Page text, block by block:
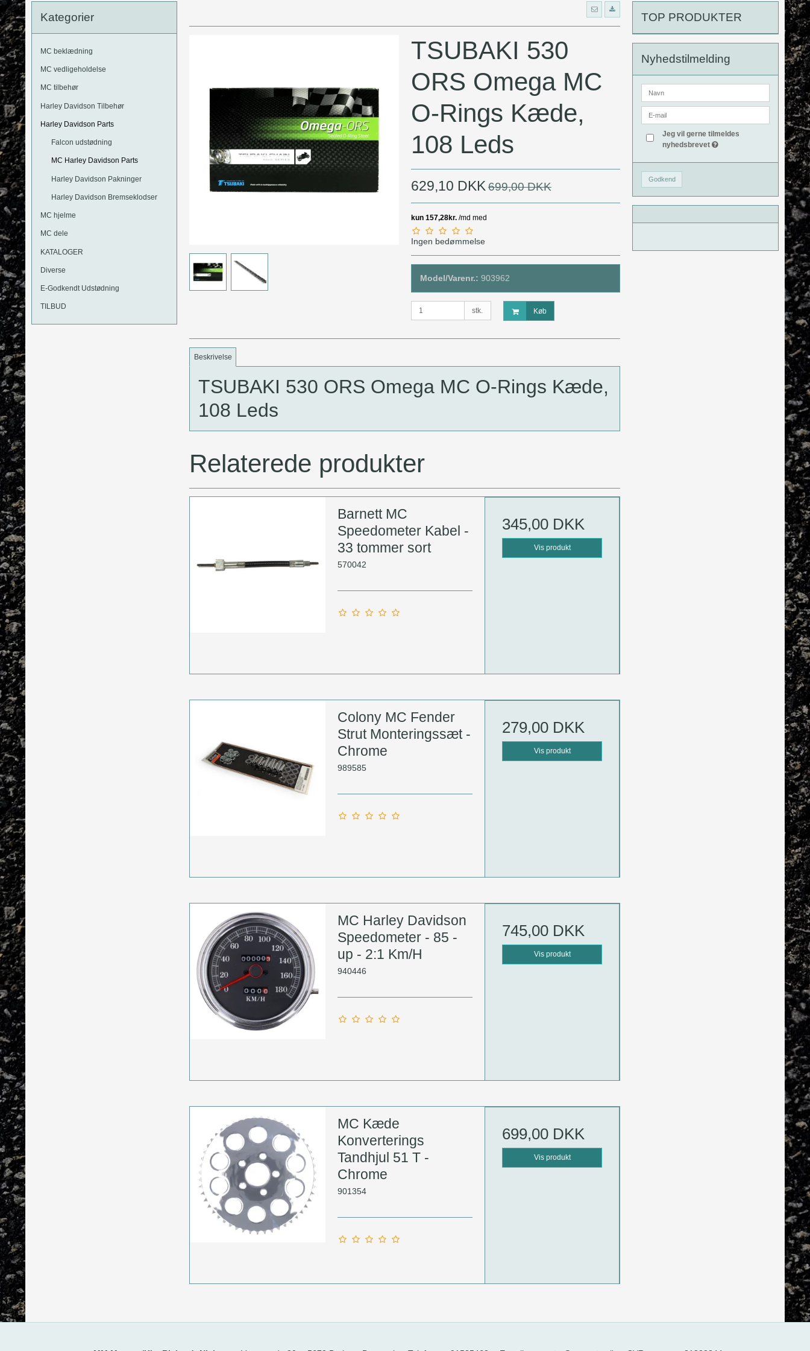
MC Motorbriller
MC Læderveste
MC Jeans
Harley Davidson Bremseklodser
Kommunikation
Kategorier
MC beklædning
MC vedligeholdelse
MC tilbehør
Harley Davidson Tilbehør
Harley Davidson Parts
Falcon udstødning
MC Harley Davidson Parts
Harley Davidson Pakninger
Harley Davidson Bremseklodser
MC hjelme
MC dele
KATALOGER
Diverse
E-Godkendt Udstødning
TILBUD
TSUBAKI 530
ORS Omega MC
O-Rings Kæde,
108 Leds
629,10 DKK699,00 DKK
Ingen bedømmelse
Model/Varenr.: 903962
stk. Køb
Beskrivelse
TSUBAKI 530 ORS Omega MC O-Rings Kæde,
108 Leds
Relaterede produkter
Barnett MC
Speedometer Kabel -
33 tommer sort
570042
345,00 DKK
Vis produkt
Colony MC Fender
Strut Monteringssæt -
Chrome
989585
279,00 DKK
Vis produkt
MC Harley Davidson
Speedometer - 85 -
up - 2:1 Km/H
940446
745,00 DKK
Vis produkt
MC Kæde
Konverterings
Tandhjul 51 T -
Chrome
901354
699,00 DKK
Vis produkt
TOP PRODUKTER
Nyhedstilmelding
Jeg vil gerne tilmeldes
nyhedsbrevet
Godkend